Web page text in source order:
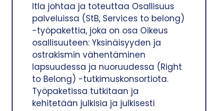
Itla johtaa ja toteuttaa Osallisuus
palveluissa (StB, Services to belong)
-työpakettia, joka on osa Oikeus
osallisuuteen: Yksinäisyyden ja
ostrakismin vähentäminen
lapsuudessa ja nuoruudessa (Right
to Belong) -tutkimuskonsortiota.
Työpaketissa tutkitaan ja
kehitetään julkisia ja julkisesti